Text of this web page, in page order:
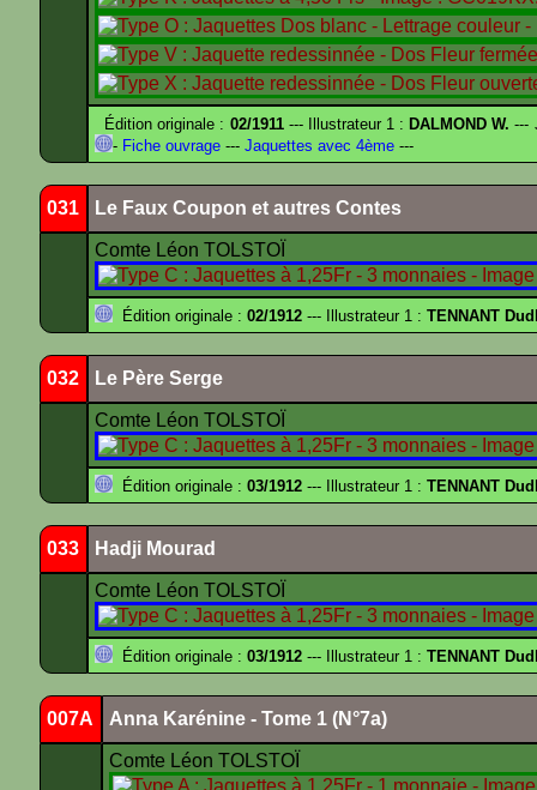
Édition originale : 02/1911--- Illustrateur 1 : DALMOND W. ---
- Fiche ouvrage --- Jaquettes avec 4ème ---
031 Le Faux Coupon et autres Contes
Comte Léon TOLSTOÏ
Édition originale : 02/1912 --- Illustrateur 1 : TENNANT
032 Le Père Serge
Comte Léon TOLSTOÏ
Édition originale : 03/1912 --- Illustrateur 1 : TENNANT
033 Hadji Mourad
Comte Léon TOLSTOÏ
Édition originale : 03/1912 --- Illustrateur 1 : TENNANT
007A Anna Karénine - Tome 1 (N°7a)
Comte Léon TOLSTOÏ